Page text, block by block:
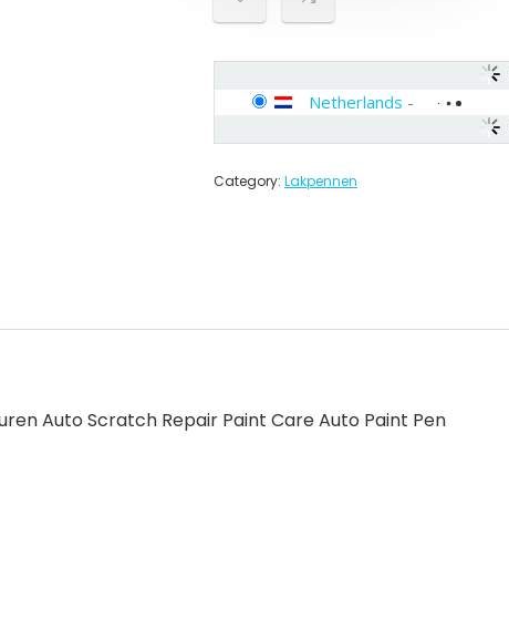
Netherlands -
Category: Lakpennen
Auto Scratch Repair Paint Care Auto Paint Pen